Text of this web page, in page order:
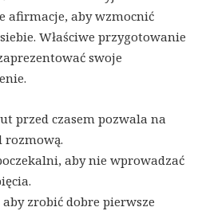
afirmacje, aby wzmocnić
Właściwe przygotowanie
swoje
przed czasem pozwala na
rozmową.
aby nie wprowadzać
zrobić dobre pierwsze